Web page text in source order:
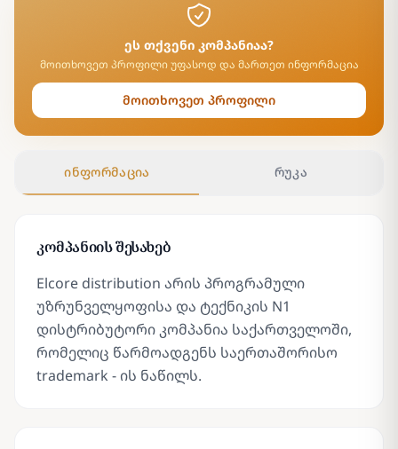
ეს თქვენი კომპანიაა?
მოითხოვეთ პროფილი უფასოდ და მართეთ ინფორმაცია
მოითხოვეთ პროფილი
ინფორმაცია რუკა
კომპანიის შესახებ
Elcore distribution არის პროგრამული
უზრუნველყოფისა და ტექნიკის N1
დისტრიბუტორი კომპანია საქართველოში,
რომელიც წარმოადგენს საერთაშორისო
trademark - ის ნაწილს.